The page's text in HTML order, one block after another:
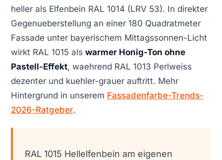
heller als Elfenbein RAL 1014 (LRV 53). In direkter
Gegenueberstellung an einer 180 Quadratmeter
Fassade unter bayerischem Mittagssonnen-Licht
wirkt RAL 1015 als warmer Honig-Ton ohne
Pastell-Effekt, waehrend RAL 1013 Perlweiss
dezenter und kuehler-grauer auftritt. Mehr
Hintergrund in unserem Fassadenfarbe-Trends-
2026-Ratgeber.
RAL 1015 Hellelfenbein am eigenen